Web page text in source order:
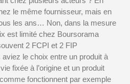
le même fournisseur, mais en
les ans… Non, dans la mesure
est limité chez Boursorama
2 FCPI et 2 FIP
aviez le choix entre un produit à
fixée à l’origine et un produit
fonctionnent par exemple